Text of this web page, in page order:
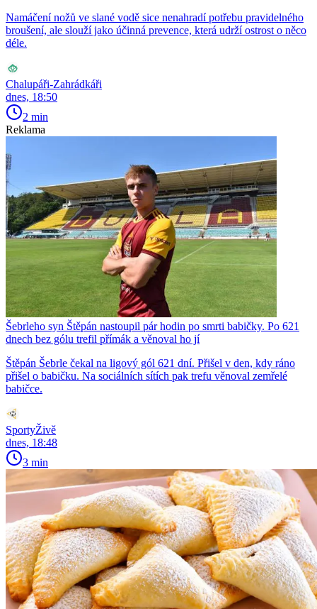
Namáčení nožů ve slané vodě sice nenahradí potřebu pravidelného
broušení, ale slouží jako účinná prevence, která udrží ostrost o něco
déle.
Chalupáři-Zahrádkáři
dnes, 18:50
2 min
Reklama
Šebrleho syn Štěpán nastoupil pár hodin po smrti babičky. Po 621
dnech bez gólu trefil přímák a věnoval ho jí
Štěpán Šebrle čekal na ligový gól 621 dní. Přišel v den, kdy ráno
přišel o babičku. Na sociálních sítích pak trefu věnoval zemřelé
babičce.
SportyŽivě
dnes, 18:48
3 min